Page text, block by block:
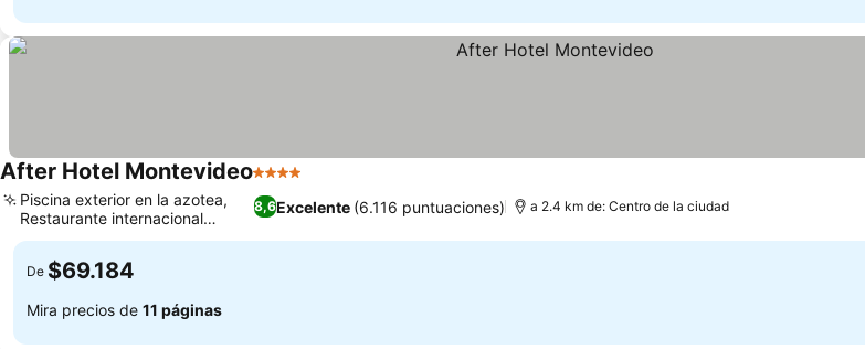
After Hotel Montevideo4 Estrellas
8,6Excelente (6.116 puntuaciones)
Piscina exterior en la azotea,
Restaurante internacional
Morado
a 2.4 km de: Centro de la ciudad
De $69.184
Mira precios de 11 páginas